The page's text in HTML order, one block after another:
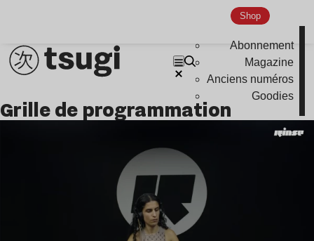
Shop
Abonnement
Magazine
Anciens numéros
Goodies
Indie
Grille de programmation